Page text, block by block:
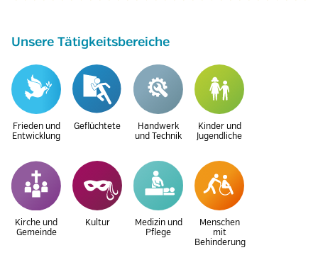
Unsere Tätigkeitsbereiche
Frieden und
Entwicklung
Geflüchtete
Handwerk
und Technik
Kinder und
Jugendliche
Kirche und
Gemeinde
Kultur
Medizin und
Pflege
Menschen
mit
Behinderung